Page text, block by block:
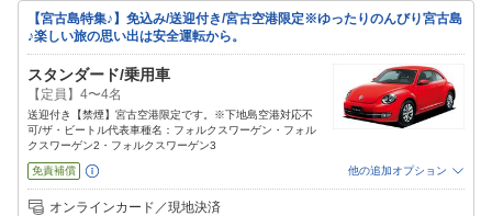
【宮古島特集♪】免込み/送迎付き/宮古空港限定※ゆったりのんびり宮古島
♪楽しい旅の思い出は安全運転から。
スタンダード/乗用車
【定員】4〜4名
送迎付き【禁煙】宮古空港限定です。※下地島空港対応不
可/ザ・ビートル代表車種名：フォルクスワーゲン・フォル
クスワーゲン2・フォルクスワーゲン3
免責補償 他の追加オプション
追加可能オプション
（次画面で選択ができます）
オンラインカード／現地決済